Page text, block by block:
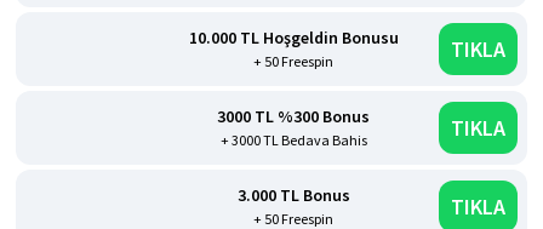
10.000 TL Hoşgeldin Bonusu
+ 50 Freespin TIKLA
3000 TL %300 Bonus
+ 3000 TL Bedava Bahis TIKLA
3.000 TL Bonus
+ 50 Freespin TIKLA